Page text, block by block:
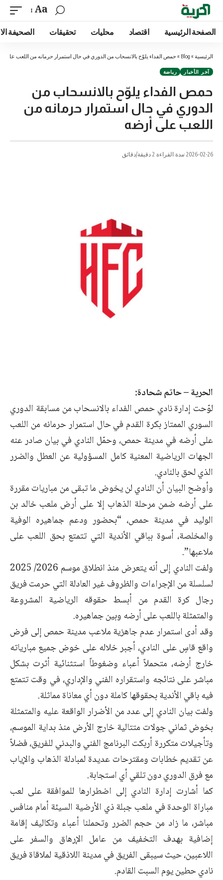
Aa
الصفحة الرئيسية اقتصاد محليات تحقيقات الصحيفة
الرئيسية »
Blog
» حمص الفداء يلوّح بالانسحاب من الدوري في حال استمرار حرمانه من اللعب على
آخر الأخبار رياضة
حمص الفداء يلوّح بالانسحاب من
الدوري في حال استمرار حرمانه من
اللعب على أرضه
2026-02-26 مدة القراءة 2 دقيقة/دقائق
الحرية – حاتم شحادة:
لوّحت إدارة نادي حمص الفداء بالانسحاب من مسابقة الدوري
السوري الممتاز بكرة القدم في حال استمرار حرمانه من اللعب
على أرضه في مدينة حمص، وحمّل النادي في بيان صادر عنه
الجهات الرياضية المعنية كامل المسؤولية عن العطل والضرر
الذي لحق بالنادي.
وأوضح البيان أن النادي لن يخوض ما تبقى من مباريات مقررة
على أرضه ضمن مرحلة الذهاب إلا على أرض ملعب خالد بن
الوليد في مدينة حمص، “بحضور ودعم جماهيره الوفية
والمخلصة، أسوة بباقي الأندية التي تتمتع بحق اللعب على
ملاعبها”.
ولفت النادي إلى أنه يتعرض منذ انطلاق موسم 2026/ 2025
لسلسلة من الإجراءات والظروف غير العادلة التي حرمت فريق
رجال كرة القدم من أبسط حقوقه الرياضية المشروعة
والمتمثلة باللعب على أرضه وبين جماهيره.
وقد أدى استمرار عدم جاهزية ملاعب مدينة حمص إلى فرض
واقع قاسٍ على النادي، أجبر خلاله على خوض جميع مبارياته
خارج أرضه، متحملاً أعباء وضغوطاً استثنائية أثرت بشكل
مباشر على نتائجه واستقراره الفني والإداري، في وقت تتمتع
فيه باقي الأندية بحقوقها كاملة دون أي معاناة مماثلة.
ولفت بيان النادي إلى عدد من الأضرار الواقعة عليه والمتمثلة
بخوض ثماني جولات متتالية خارج الأرض منذ بداية الموسم،
وتأجيلات متكررة أربكت البرنامج الفني والبدني للفريق، فضلاً
عن تقديم خطابات ومقترحات عديدة لمبادلة الذهاب والإياب
مع فرق الدوري دون تلقي أي استجابة.
كما أشارت إدارة النادي إلى اضطرارها للموافقة على لعب
مباراة الوحدة في ملعب جبلة ذي الأرضية السيئة أمام منافس
مباشر، ما زاد من حجم الضرر وتحملنا أعباء وتكاليف إقامة
إضافية بهدف التخفيف من عامل الإرهاق والسفر على
اللاعبين، حيث سيبقى الفريق في مدينة اللاذقية لملاقاة فريق
نادي حطين يوم السبت القادم.